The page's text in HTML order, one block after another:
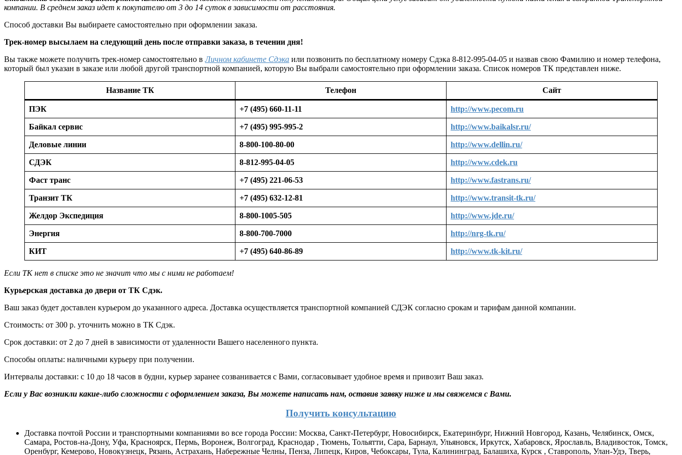
компании. В среднем заказ идет к покупателю от 3 до 14 суток в зависимости от расстояния.
Способ доставки Вы выбираете самостоятельно при оформлении заказа.
Трек-номер высылаем на следующий день после отправки заказа, в течении дня!
Вы также можете получить трек-номер самостоятельно вЛичном кабинете Сдэка или позвонить по бесплатному номеру Сдэка 8-812-995-04-05 и назвав свою Фамилию и номер телефона,
который был указан в заказе или любой другой транспортной компанией, которую Вы выбрали самостоятельно при оформлении заказа. Список номеров ТК представлен ниже.
Название ТК Телефон Сайт
ПЭК +7 (495) 660-11-11 http://www.pecom.ru
Байкал сервис +7 (495) 995-995-2 http://www.baikalsr.ru/
Деловые линии 8-800-100-80-00 http://www.dellin.ru/
СДЭК 8-812-995-04-05 http://www.cdek.ru
Фаст транс +7 (495) 221-06-53 http://www.fastrans.ru/
Транзит ТК +7 (495) 632-12-81 http://www.transit-tk.ru/
Желдор Экспедиция 8-800-1005-505 http://www.jde.ru/
Энергия 8-800-700-7000 http://nrg-tk.ru/
КИТ +7 (495) 640-86-89 http://www.tk-kit.ru/
Если ТК нет в списке это не значит что мы с ними не работаем!
Курьерская доставка до двери от ТК Сдэк.
Ваш заказ будет доставлен курьером до указанного адреса. Доставка осуществляется транспортной компанией СДЭК согласно срокам и тарифам данной компании.
Стоимость: от 300 р. уточнить можно в ТК Сдэк.
Срок доставки: от 2 до 7 дней в зависимости от удаленности Вашего населенного пункта.
Способы оплаты: наличными курьеру при получении.
Интервалы доставки: с 10 до 18 часов в будни, курьер заранее созванивается с Вами, согласовывает удобное время и привозит Ваш заказ.
Если у Вас возникли какие-либо сложности с оформлением заказа, Вы можете написать нам, оставив заявку ниже и мы свяжемся с Вами.
Получить консультацию
Доставка почтой России и транспортными компаниями во все города России: Москва, Санкт-Петербург, Новосибирск, Екатеринбург, Нижний Новгород, Казань, Челябинск, Омск,
Самара, Ростов-на-Дону, Уфа, Красноярск, Пермь, Воронеж, Волгоград, Краснодар , Тюмень, Тольятти, Сара, Барнаул, Ульяновск, Иркутск, Хабаровск, Ярославль, Владивосток, Томск,
Оренбург, Кемерово, Новокузнецк, Рязань, Астрахань, Набережные Челны, Пенза, Липецк, Киров, Чебоксары, Тула, Калининград, Балашиха, Курск , Ставрополь, Улан-Удэ, Тверь,